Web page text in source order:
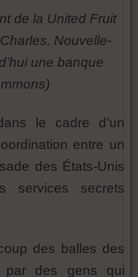
de la United Fruit
Nouvelle-
une banque
le cadre d’un
entre un
des États-Unis
services secrets
des balles des
par des gens qui